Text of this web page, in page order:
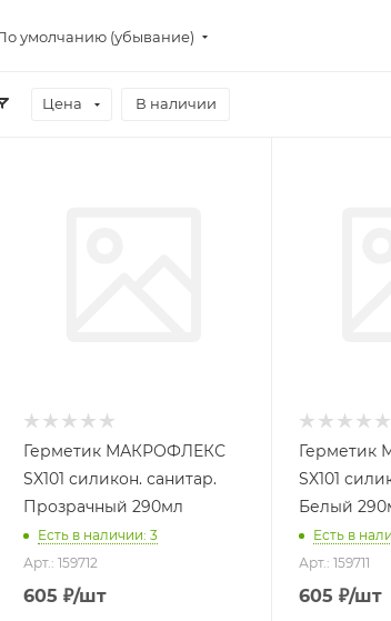
умолчанию (убывание)
Цена В наличии
Герметик МАКРОФЛЕКС
SX101 силикон. санитар.
Прозрачный 290мл
Есть в наличии: 3
Арт.: 159712
605 ₽/шт
SX101
Белый
Есть в
Арт.: 159711
605 ₽/шт